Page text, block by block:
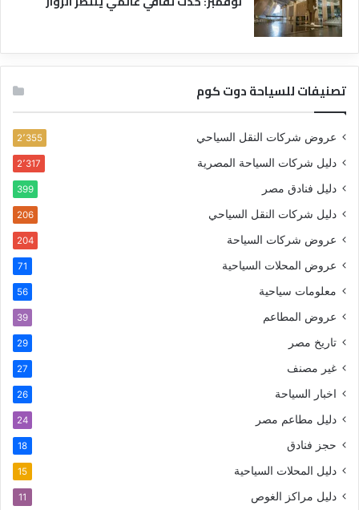
تصنيفات للسياحة دوت كوم
عروض شركات النقل السياحي 2٬355
دليل شركات السياحة المصرية 2٬317
دليل فنادق مصر 399
دليل شركات النقل السياحي 206
عروض شركات السياحة 204
عروض المحلات السياحية 71
معلومات سياحية 56
عروض المطاعم 39
تاريخ مصر 29
غير مصنف 27
اخبار السياحة 26
دليل مطاعم مصر 24
حجز فنادق 18
دليل المحلات السياحية 15
دليل مراكز الغوص 11